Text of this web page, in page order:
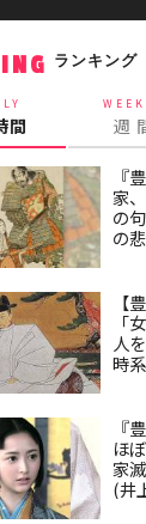
ランキング
間 週
『
家
の
の
【
「
人
時
『
ほ
家
(井